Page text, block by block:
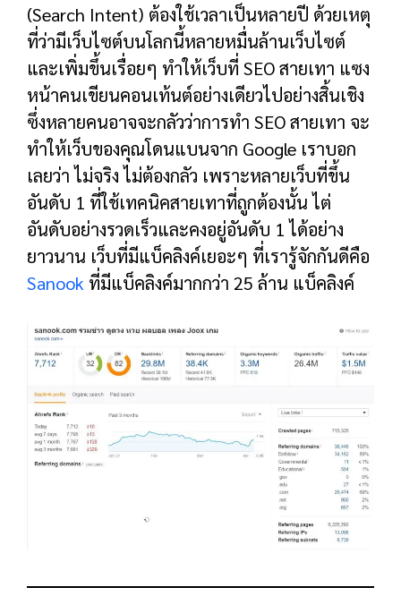
(Search Intent) ต้องใช้เวลาเป็นหลายปี ด้วยเหตุ
ที่ว่ามีเว็บไซต์บนโลกนี้หลายหมื่นล้านเว็บไซต์
และเพิ่มขึ้นเรื่อยๆ ทำให้เว็บที่ SEO สายเทา แซง
หน้าคนเขียนคอนเท้นต์อย่างเดียวไปอย่างสิ้นเชิง
ซึ่งหลายคนอาจจะกลัวว่าการทำ SEO สายเทา จะ
ทำให้เว็บของคุณโดนแบนจาก Google เราบอก
เลยว่า ไม่จริง ไม่ต้องกลัว เพราะหลายเว็บที่ขึ้น
อันดับ 1 ที่ใช้เทคนิคสายเทาที่ถูกต้องนั้น ไต่
อันดับอย่างรวดเร็วและคงอยู่อันดับ 1 ได้อย่าง
ยาวนาน เว็บที่มีแบ็คลิงค์เยอะๆ ที่เรารู้จักกันดีคือ
Sanook ที่มีแบ็คลิงค์มากกว่า 25 ล้าน แบ็คลิงค์